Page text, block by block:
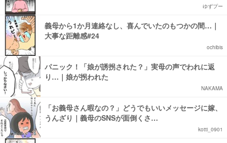
ゆずプー
義母から1か月連絡なし、喜んでいたのもつかの間…｜
大事な距離感#24
ochibis
パニック！「娘が誘拐された？」実母の声でわれに返
り…｜娘が拐われた
NAKAMA
「お義母さん暇なの？」どうでもいいメッセージに嫁、
うんざり｜義母のSNSが面倒くさ…
kotti_0901